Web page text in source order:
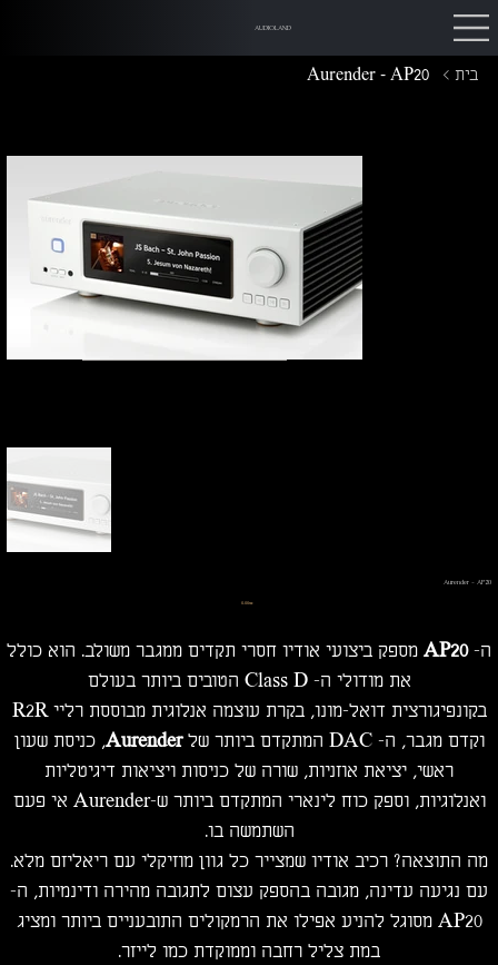
AUDIOLAND
בית >
Aurender - AP20
Aurender - AP20
מחיר
‏0.00 ‏₪
ה-AP20 מספק ביצועי אודיו חסרי תקדים ממגבר משולב. הוא כולל
את מודולי ה- Class D הטובים ביותר בעולם
בקונפיגורצית דואל-מונו, בקרת עוצמה אנלוגית מבוססת רליי R2R
וקדם מגבר, ה- DAC המתקדם ביותר של
Aurender, כניסת שעון
ראשי, יציאת אוזניות, שורה של כניסות ויציאות דיגיטליות
ואנלוגיות, וספק כוח לינארי המתקדם ביותר ש-Aurender אי פעם
השתמשה בו.
מה התוצאה? רכיב אודיו שמצייר כל גוון מוזיקלי עם ריאליזם מלא.
עם נגיעה עדינה, מגובה בהספק עצום לתגובה מהירה ודינמיות, ה-
AP20 מסוגל להניע אפילו את הרמקולים התובעניים ביותר ומציג
במת צליל רחבה וממוקדת כמו לייזר.